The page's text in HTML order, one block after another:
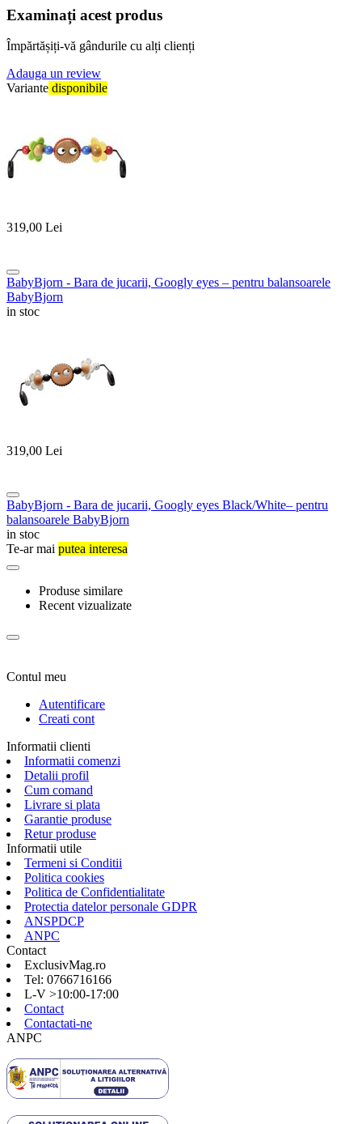
Examinați acest produs
Împărtășiți-vă gândurile cu alți clienți
Adauga un review
Variante disponibile
319,00 Lei
BabyBjorn - Bara de jucarii, Googly eyes – pentru balansoarele
BabyBjorn
in stoc
319,00 Lei
BabyBjorn - Bara de jucarii, Googly eyes Black/White– pentru
balansoarele BabyBjorn
in stoc
Te-ar mai putea interesa
Produse similare
Recent vizualizate
Contul meu
Autentificare
Creati cont
Informatii clienti
Informatii comenzi
Detalii profil
Cum comand
Livrare si plata
Garantie produse
Retur produse
Informatii utile
Termeni si Conditii
Politica cookies
Politica de Confidentialitate
Protectia datelor personale GDPR
ANSPDCP
ANPC
Contact
ExclusivMag.ro
Tel: 0766716166
L-V >10:00-17:00
Contact
Contactati-ne
ANPC